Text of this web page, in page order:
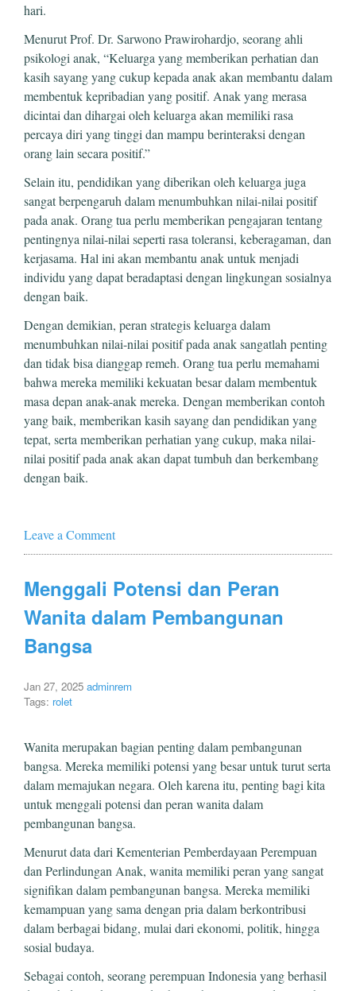
hari.
Menurut Prof. Dr. Sarwono Prawirohardjo, seorang ahli
psikologi anak, “Keluarga yang memberikan perhatian dan
kasih sayang yang cukup kepada anak akan membantu dalam
membentuk kepribadian yang positif. Anak yang merasa
dicintai dan dihargai oleh keluarga akan memiliki rasa
percaya diri yang tinggi dan mampu berinteraksi dengan
orang lain secara positif.”
Selain itu, pendidikan yang diberikan oleh keluarga juga
sangat berpengaruh dalam menumbuhkan nilai-nilai positif
pada anak. Orang tua perlu memberikan pengajaran tentang
pentingnya nilai-nilai seperti rasa toleransi, keberagaman, dan
kerjasama. Hal ini akan membantu anak untuk menjadi
individu yang dapat beradaptasi dengan lingkungan sosialnya
dengan baik.
Dengan demikian, peran strategis keluarga dalam
menumbuhkan nilai-nilai positif pada anak sangatlah penting
dan tidak bisa dianggap remeh. Orang tua perlu memahami
bahwa mereka memiliki kekuatan besar dalam membentuk
masa depan anak-anak mereka. Dengan memberikan contoh
yang baik, memberikan kasih sayang dan pendidikan yang
tepat, serta memberikan perhatian yang cukup, maka nilai-
nilai positif pada anak akan dapat tumbuh dan berkembang
dengan baik.
Leave a Comment
Menggali Potensi dan Peran
Wanita dalam Pembangunan
Bangsa
Jan 27, 2025 adminrem
Tags: rolet
Wanita merupakan bagian penting dalam pembangunan
bangsa. Mereka memiliki potensi yang besar untuk turut serta
dalam memajukan negara. Oleh karena itu, penting bagi kita
untuk menggali potensi dan peran wanita dalam
pembangunan bangsa.
Menurut data dari Kementerian Pemberdayaan Perempuan
dan Perlindungan Anak, wanita memiliki peran yang sangat
signifikan dalam pembangunan bangsa. Mereka memiliki
kemampuan yang sama dengan pria dalam berkontribusi
dalam berbagai bidang, mulai dari ekonomi, politik, hingga
sosial budaya.
Sebagai contoh, seorang perempuan Indonesia yang berhasil